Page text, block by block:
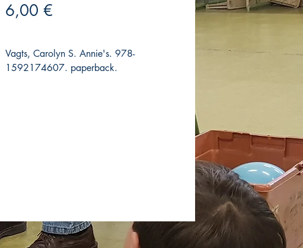
6,00 €
Vagts, Carolyn S. Annie's. 978-
1592174607. paperback.